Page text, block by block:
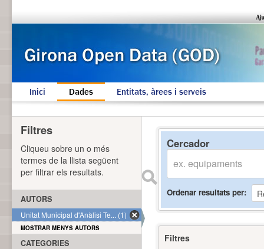
Inici Dades Entitats, àrees i serveis
Cercador
Ordenar resultats per
Filtres
Filtres
Cliqueu sobre un o més
termes de la llista següent
per filtrar els resultats.
AUTORS
Unitat Municipal d'Anàlisi Te... (1)
MOSTRAR MENYS AUTORS
CATEGORIES